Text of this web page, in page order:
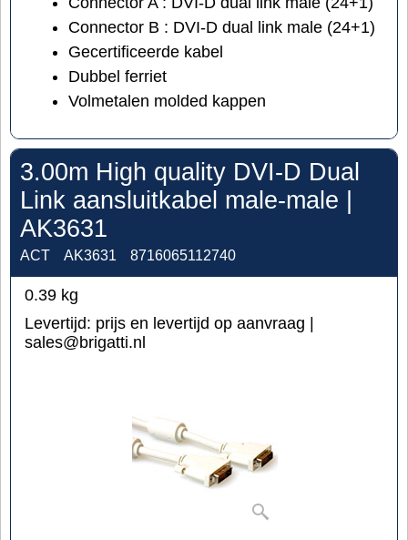
Connector B : DVI-D dual link male (24+1)
Gecertificeerde kabel
Dubbel ferriet
Volmetalen molded kappen
3.00m High quality DVI-D Dual
Link aansluitkabel male-male |
AK3631
ACT AK3631 8716065112740
0.39 kg
Levertijd: prijs en levertijd op aanvraag |
sales@brigatti.nl